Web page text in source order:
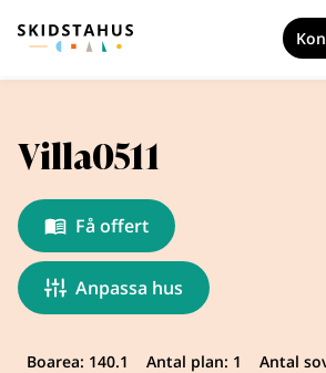
Villa0511
Få offert
Anpassa hus
Boarea: 140.1 Antal plan: 1
Antal